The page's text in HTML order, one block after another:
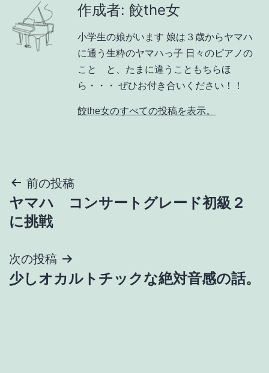
作成者: 餃the女
小学生の娘がいます 娘は３歳からヤマハ
に通う生粋のヤマハっ子 日々のピアノの
こと と、たまに違うこともちらほ
ら・・・ ぜひお付き合いください！！
餃the女のすべての投稿を表示。
投
稿
ビ
前の投稿
ヤマハ コンサートグレード初級２
に挑戦
次の投稿
少しオカルトチックな絶対音感の話。